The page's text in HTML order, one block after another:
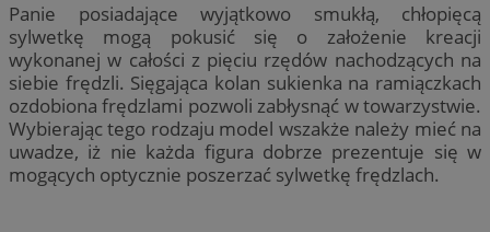
Panie posiadające wyjątkowo smukłą, chłopięcą
sylwetkę mogą pokusić się o założenie kreacji
wykonanej w całości z pięciu rzędów nachodzących na
siebie frędzli. Sięgająca kolan sukienka na ramiączkach
ozdobiona frędzlami pozwoli zabłysnąć w towarzystwie.
Wybierając tego rodzaju model wszakże należy mieć na
uwadze, iż nie każda figura dobrze prezentuje się w
mogących optycznie poszerzać sylwetkę frędzlach.